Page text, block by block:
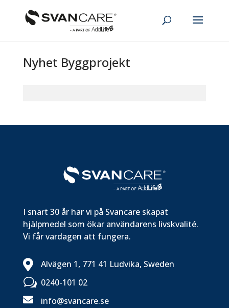
Nyhet Byggprojekt
I snart 30 år har vi på Svancare skapat
hjälpmedel som ökar användarens livskvalité.
Vi får vardagen att fungera.
 Alvägen 1, 771 41 Ludvika, Sweden
w 0240-101 02
 info@svancare.se